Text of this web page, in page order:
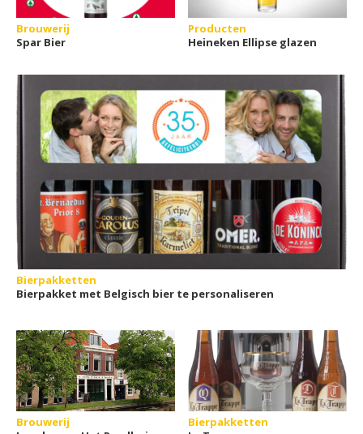
Brouwerij
Spar Bier
Producten
Heineken Ellipse glazen
Bierpakketten
Bierpakket met Belgisch bier te personaliseren
Brouwerij
Bierpakketten